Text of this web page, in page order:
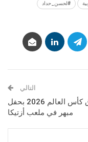
#لحسن_حداد
التالي
انطلاق كأس العالم 2026 بحفل
مبهر في ملعب أزتيكا